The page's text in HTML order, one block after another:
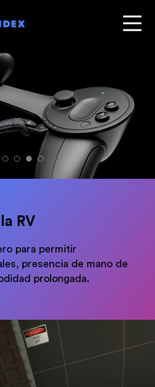
RV
para permitir
presencia de mano de
prolongada.